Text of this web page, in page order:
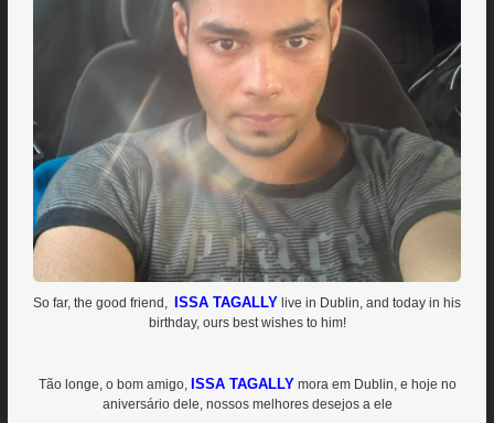
So far, the good friend, ISSA TAGALLY live in Dublin, and today in his
birthday, ours best wishes to him!
Tão longe, o bom amigo, ISSA TAGALLYmora em Dublin, e hoje no
aniversário dele, nossos melhores desejos a ele